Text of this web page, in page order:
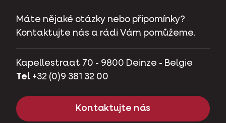
Máte nějaké otázky nebo připomínky?
Kontaktujte nás a rádi Vám pomůžeme.
Kapellestraat 70 - 9800 Deinze - Belgie
Tel +32 (0)9 381 32 00
Kontaktujte nás